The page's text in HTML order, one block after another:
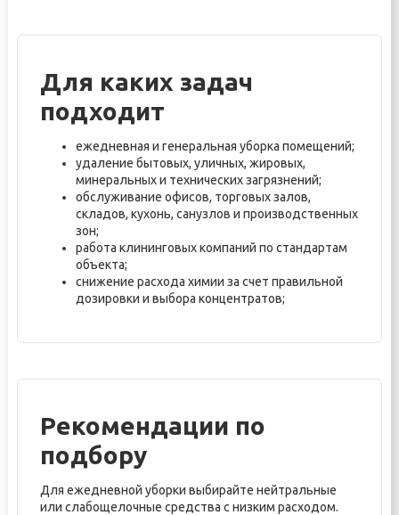
Для каких задач
подходит
ежедневная и генеральная уборка помещений;
удаление бытовых, уличных, жировых,
минеральных и технических загрязнений;
обслуживание офисов, торговых залов,
складов, кухонь, санузлов и производственных
зон;
работа клининговых компаний по стандартам
объекта;
снижение расхода химии за счет правильной
дозировки и выбора концентратов;
Рекомендации по
подбору
Для ежедневной уборки выбирайте нейтральные
или слабощелочные средства с низким расходом.